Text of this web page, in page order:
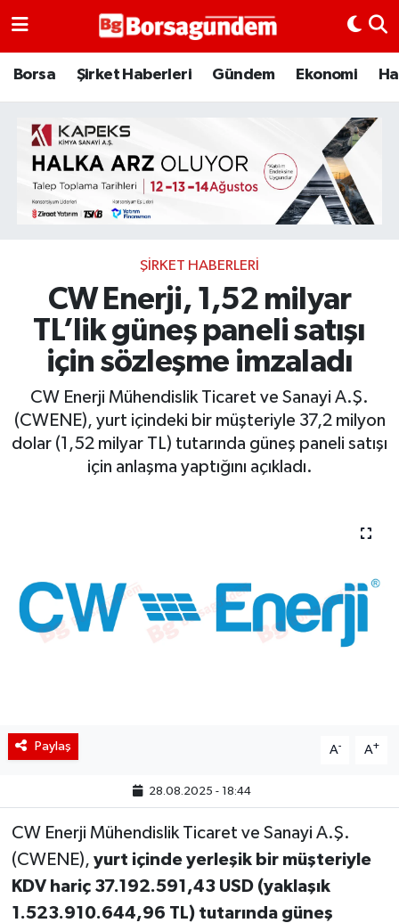
Borsa Şirket Haberleri Gündem Ekonomi
ŞIRKET HABERLERI
CW Enerji, 1,52 milyar
TL’lik güneş paneli satışı
için sözleşme imzaladı
CW Enerji Mühendislik Ticaret ve Sanayi A.Ş.
(CWENE), yurt içindeki bir müşteriyle 37,2 milyon
dolar (1,52 milyar TL) tutarında güneş paneli satışı
için anlaşma yaptığını açıkladı.
Paylaş A- A+
28.08.2025 - 18:44
CW Enerji Mühendislik Ticaret ve Sanayi A.Ş.
(CWENE), yurt içinde yerleşik bir müşteriyle
KDV hariç 37.192.591,43 USD (yaklaşık
1.523.910.644,96 TL) tutarında güneş
Borsa
Emtia
Galeri
Bitcoin
Şirket Haberleri
BIST 100 Isı Haritası
Coin Isı Haritası
Gizlilik Sözleşmesi